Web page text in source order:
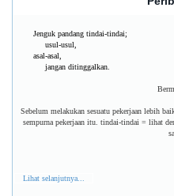
Jenguk pandang tindai-tindai;
usul-usul,
asal-asal,
jangan ditinggalkan.
Sebelum melakukan sesuatu pekerjaan lebih
sempurna pekerjaan itu. tindai-tindai = lihat
Lihat selanjutnya...